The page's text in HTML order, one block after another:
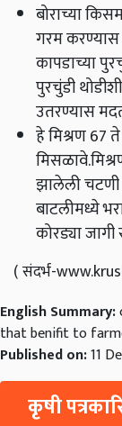
बोराच्या
गरम करण्यास
कापडाच्या
पुरचुंडी
उतरण्यास
हे मिश्रण 67
झालेली चटणी
बाटलीमध्ये
कोरड्या
( संदर्भ-
English Summary:
that benifit to
Published on:11
कृषी